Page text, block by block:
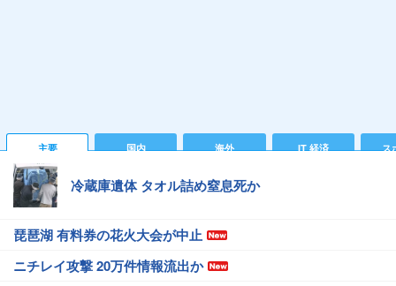
主要 国内 海外 IT 経済 ス
冷蔵庫遺体 タオル詰め窒息死か
琵琶湖 有料券の花火大会が中止
ニチレイ攻撃 20万件情報流出か